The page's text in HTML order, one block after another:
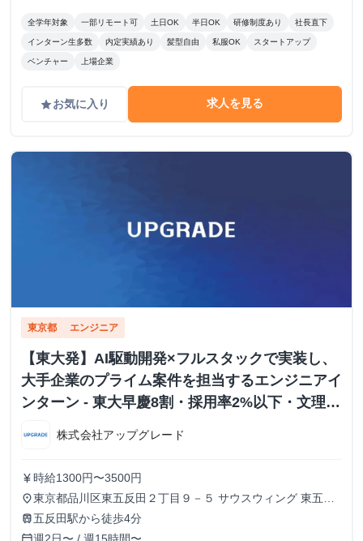
全学年対象 一部リモート可 土日OK 半日OK 研修制度あり 社長直下
インターン生多数 内定実績あり 髪型自由 私服OK スタートアップ
ベンチャー 上場企業
gradeお気に入り 求人を見る
東京都 エンジニア
【東大発】AI駆動開発×フルスタックで実装し、
大手企業のプライム案件を担当するエンジニアイ
ンターン - 東大早慶8割・採用率2%以下・文理不
株式会社アップグレード
currency_yen 時給1300円〜3500円
place東京都品川区東五反田２丁目９－５ サウスウィング 東五反
田５階
train 五反田駅から徒歩4分
calendar_today